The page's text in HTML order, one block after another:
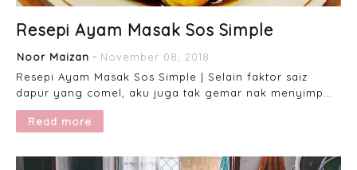
Resepi Ayam Masak Sos Simple
Noor Maizan
November 08, 2018
Resepi Ayam Masak Sos Simple | Selain faktor saiz
dapur yang comel, aku juga tak gemar nak menyimp…
Read more